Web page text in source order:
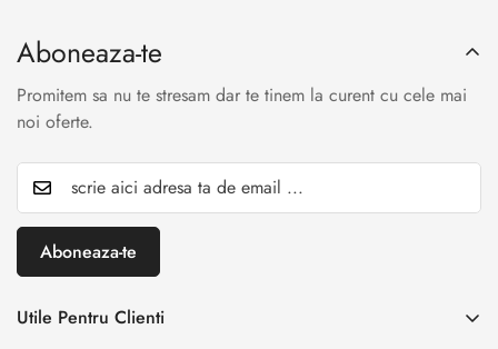
Aboneaza-te
Promitem sa nu te stresam dar te tinem la curent cu cele mai
noi oferte.
Aboneaza-te
Utile Pentru Clienti